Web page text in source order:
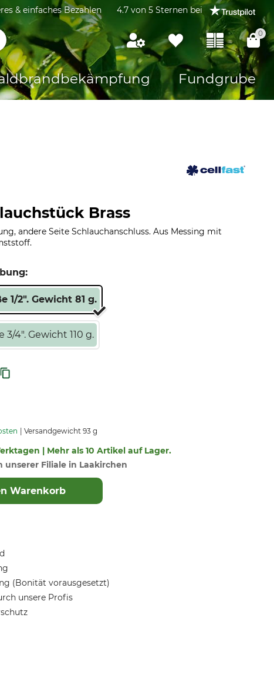
& einfaches Bezahlen 4.7 von 5 Sternen bei
0
Fundgrube
Brass
andere Seite Schlauchanschluss. Aus Messing mit
1/2". Gewicht 81 g.
4". Gewicht 110 g.
Versandgewicht 93 g
| Mehr als 10 Artikel auf Lager.
unserer Filiale in Laakirchen
Warenkorb
(Bonität vorausgesetzt)
unsere Profis